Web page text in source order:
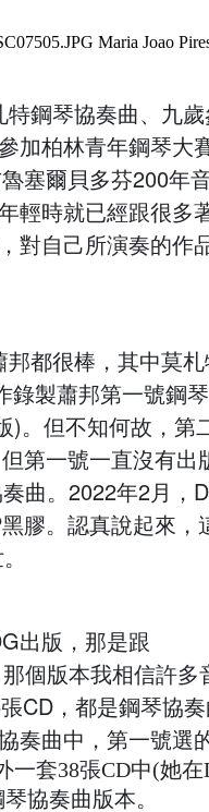
鋼琴協奏曲、九歲
加柏林青年鋼琴大
塞爾貝多芬200年
輕時就已經跟很多
對自己所演奏的作
都很棒，其中莫
錄製蕭邦第一號鋼
)。但不知何故，第
第一號一直沒有出
曲。2022年2月，
膠。認真說起來，
出版，那是跟
個版本我相信許多
CD，都是鋼琴協奏
奏曲中，第一號選
一套38張CD中(她在
協奏曲版本。